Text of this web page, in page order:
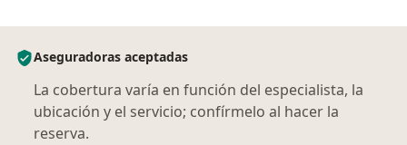
Aseguradoras aceptadas
La cobertura varía en función del especialista, la
ubicación y el servicio; confírmelo al hacer la
reserva.